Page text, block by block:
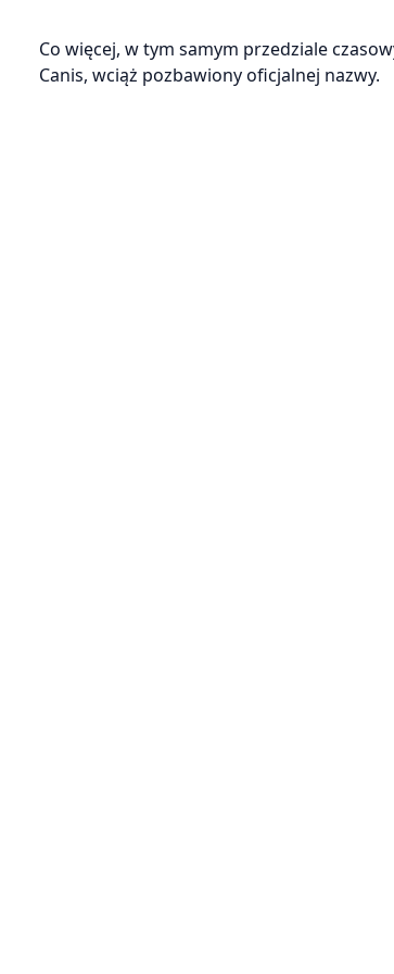
Co więcej, w tym samym przedziale
Canis, wciąż pozbawiony oficjalnej nazwy.